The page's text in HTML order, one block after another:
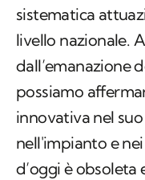
sistematica
livello nazionale.
dall’emanazione
possiamo
innovativa nel
nell'impianto e
d’oggi è